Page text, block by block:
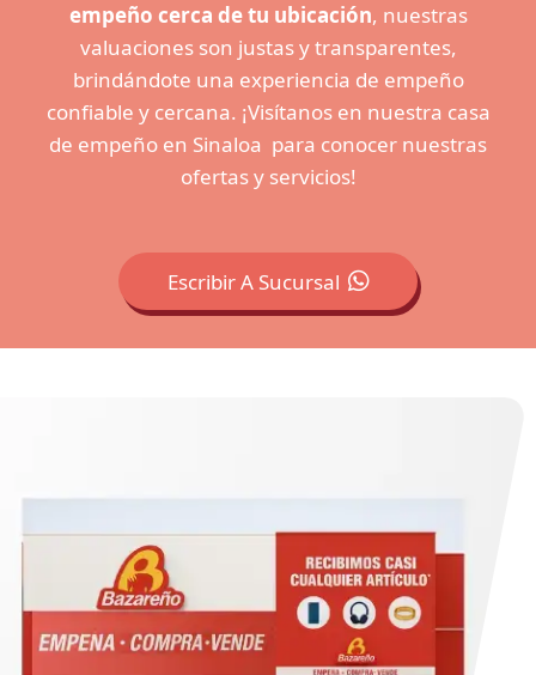
empeño cerca de tu ubicación, nuestras
valuaciones son justas y transparentes,
brindándote una experiencia de empeño
confiable y cercana. ¡Visítanos en nuestra casa
de empeño en Sinaloa para conocer nuestras
ofertas y servicios!
Escribir A Sucursal